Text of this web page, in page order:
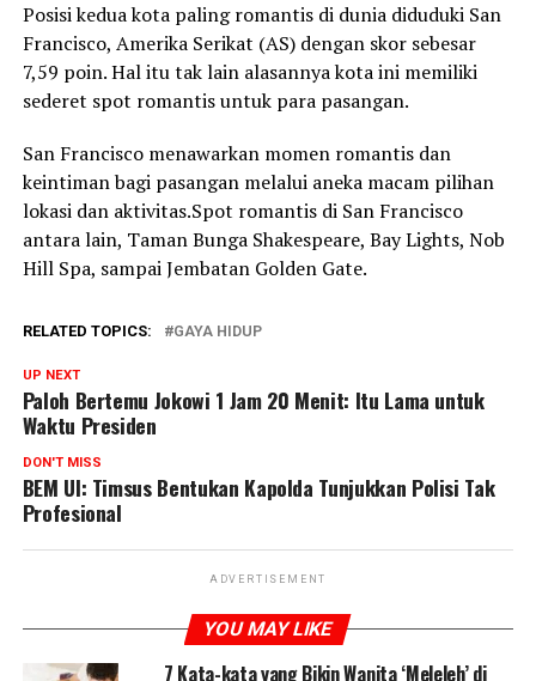
Posisi kedua kota paling romantis di dunia diduduki San
Francisco, Amerika Serikat (AS) dengan skor sebesar
7,59 poin. Hal itu tak lain alasannya kota ini memiliki
sederet spot romantis untuk para pasangan.
San Francisco menawarkan momen romantis dan
keintiman bagi pasangan melalui aneka macam pilihan
lokasi dan aktivitas.Spot romantis di San Francisco
antara lain, Taman Bunga Shakespeare, Bay Lights, Nob
Hill Spa, sampai Jembatan Golden Gate.
RELATED TOPICS: GAYA HIDUP
UP NEXT
Paloh Bertemu Jokowi 1 Jam 20 Menit: Itu Lama untuk
Waktu Presiden
DON'T MISS
BEM UI: Timsus Bentukan Kapolda Tunjukkan Polisi Tak
Profesional
ADVERTISEMENT
YOU MAY LIKE
7 Kata-kata yang Bikin Wanita ‘Meleleh’ di